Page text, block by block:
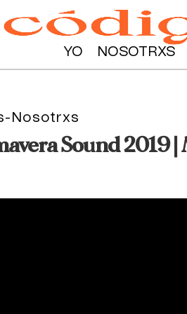
YO NOSOTRXS
Nosotrxs
Sound 2019 |